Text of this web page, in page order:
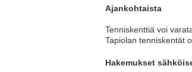
Ajankohtaista
Tenniskenttiä voi
Tapiolan tenniskentät
Hakemukset